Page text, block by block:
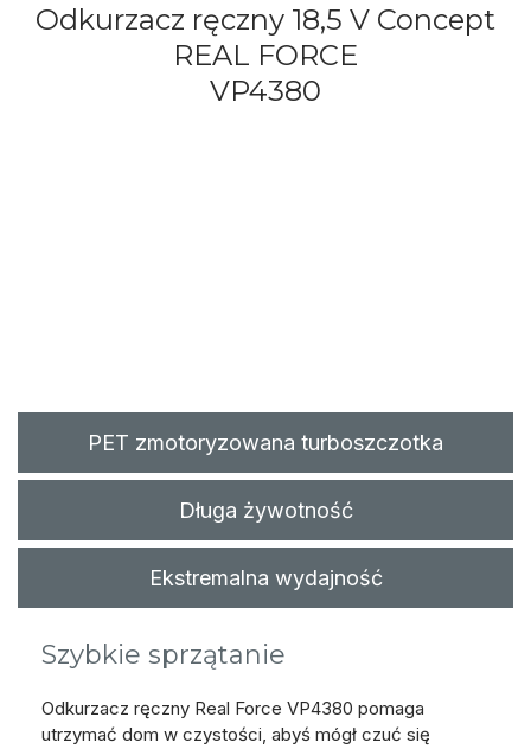
Odkurzacz ręczny 18,5 V Concept
REAL FORCE
VP4380
PET zmotoryzowana turboszczotka
Długa żywotność
Ekstremalna wydajność
Szybkie sprzątanie
Odkurzacz ręczny Real Force VP4380 pomaga
utrzymać dom w czystości, abyś mógł czuć się